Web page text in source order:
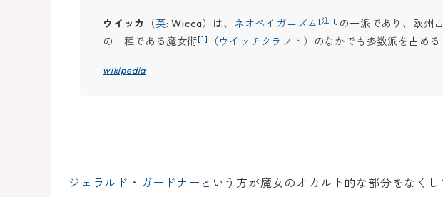
ウイッカ （英: Wicca）は、 ネオペイガニズム [注 1] の一派であり、欧州
の一種である魔女術[1] （ウイッチクラフト ）のなかでも多数派を占める
wikipedia
ジェラルド・ガードナー という方が魔女のオカルト的な部分をなく